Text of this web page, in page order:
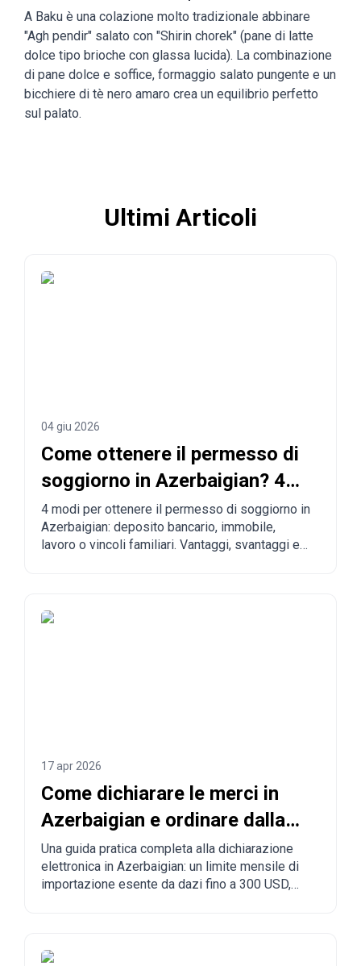
A Baku è una colazione molto tradizionale abbinare
"Agh pendir" salato con "Shirin chorek" (pane di latte
dolce tipo brioche con glassa lucida). La combinazione
di pane dolce e soffice, formaggio salato pungente e un
bicchiere di tè nero amaro crea un equilibrio perfetto
sul palato.
Ultimi Articoli
04 giu 2026
Come ottenere il permesso di
soggiorno in Azerbaigian? 4
vie per legalizzarsi
4 modi per ottenere il permesso di soggiorno in
Azerbaigian: deposito bancario, immobile,
lavoro o vincoli familiari. Vantaggi, svantaggi e
17 apr 2026
Come dichiarare le merci in
Azerbaigian e ordinare dalla
Cina all'Azerbaigian?
Una guida pratica completa alla dichiarazione
elettronica in Azerbaigian: un limite mensile di
importazione esente da dazi fino a 300 USD,
e da altri Paesi verso l'Azerbaigian.